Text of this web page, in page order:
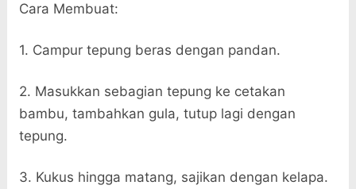
Cara Membuat:
1. Campur tepung beras dengan pandan.
2. Masukkan sebagian tepung ke cetakan
bambu, tambahkan gula, tutup lagi dengan
tepung.
3. Kukus hingga matang, sajikan dengan kelapa.